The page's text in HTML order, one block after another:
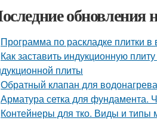
обновления
Программа по раскладке плитки
Как заставить индукционную
плиты
Обратный клапан для
Арматура сетка для фундамента.
Контейнеры для тко. Виды и типы